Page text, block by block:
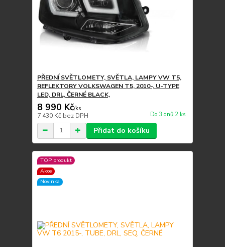
PŘEDNÍ SVĚTLOMETY, SVĚTLA, LAMPY VW T5,
REFLEKTORY VOLKSWAGEN T5, 2010-, U-TYPE
LED, DRL, ČERNÉ BLACK,
8 990 Kč/ks
7 430 Kč bez DPH Do 3 dnů 2 ks
Přidat do košíku
TOP produkt
Akce
Novinka